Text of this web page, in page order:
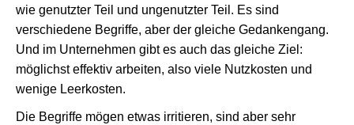
wie genutzter Teil und ungenutzter Teil. Es sind
verschiedene Begriffe, aber der gleiche Gedankengang.
Und im Unternehmen gibt es auch das gleiche Ziel:
möglichst effektiv arbeiten, also viele Nutzkosten und
wenige Leerkosten.
Die Begriffe mögen etwas irritieren, sind aber sehr